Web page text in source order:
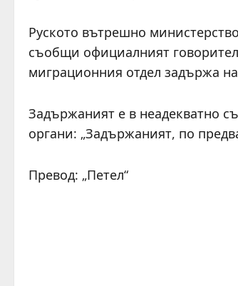
Руското вътрешно
съобщи официалният
миграционния отдел задържа
Задържаният е в неадекватно
органи: „Задържаният, по
Превод: „Петел“